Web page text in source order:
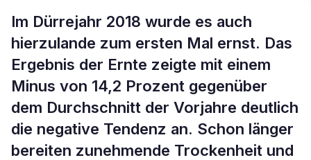
BDW Plus ERDE & UMWELT
Weizen trotzt Trockenheit
Im Dürrejahr 2018 wurde es auch
hierzulande zum ersten Mal ernst. Das
Ergebnis der Ernte zeigte mit einem
Minus von 14,2 Prozent gegenüber
dem Durchschnitt der Vorjahre deutlich
die negative Tendenz an. Schon länger
bereiten zunehmende Trockenheit und